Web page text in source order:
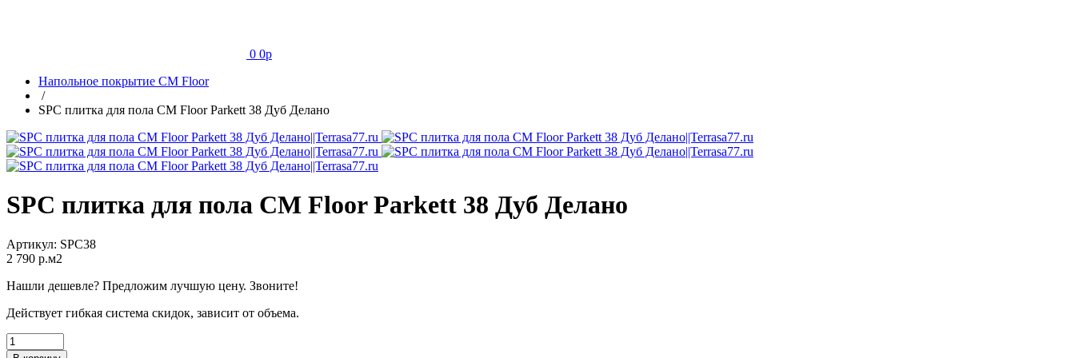
0 0p
Напольное покрытие CM Floor
/
SPC плитка для пола CM Floor Parkett 38 Дуб Делано
SPC плитка для пола CM Floor Parkett 38 Дуб Делано
Артикул: SPC38
2 790 p.м2
Нашли дешевле? Предложим лучшую цену. Звоните!
Действует гибкая система скидок, зависит от объема.